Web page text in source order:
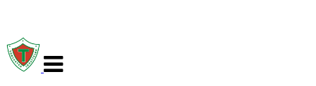
navigasjon